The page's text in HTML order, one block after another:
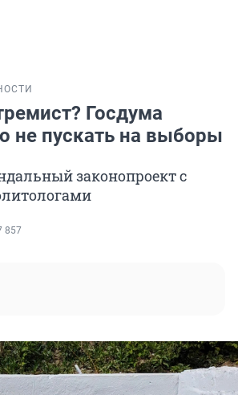
Госдума
не пускать на выборы
законопроект с
857